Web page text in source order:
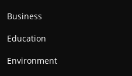
Business
Education
Environment